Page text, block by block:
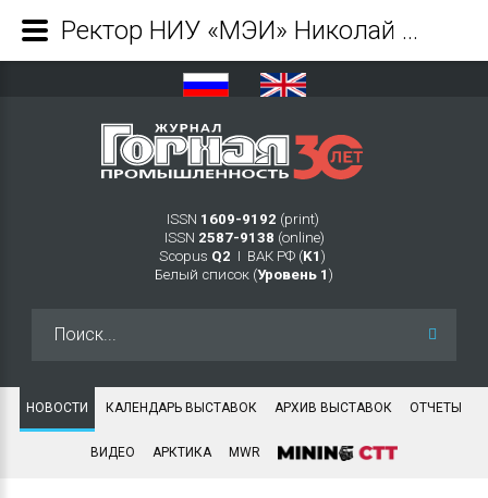
ISSN 1609-9192 (print)
ISSN 2587-9138 (online)
Scopus Q2 Ι ВАК РФ (K1 )
Белый список (Уровень 1 )
НОВОСТИ КАЛЕНДАРЬ ВЫСТАВОК АРХИВ ВЫСТАВОК ОТЧЕТЫ
ВИДЕО АРКТИКА MWR
Ректор НИУ «МЭИ» Николай Рогалев принял участие в заседании итоговой коллегии Минэнерго России - Журнал Горная промышленность